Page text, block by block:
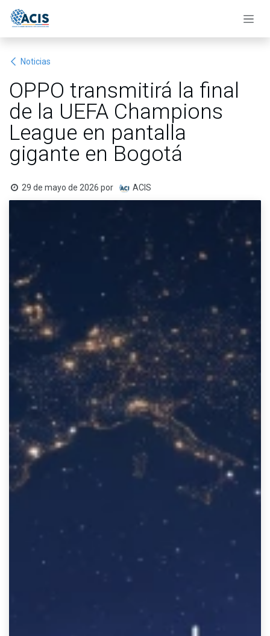
Noticias
OPPO transmitirá la final
de la UEFA Champions
League en pantalla
gigante en Bogotá ​
29 de mayo de 2026 por ACIS